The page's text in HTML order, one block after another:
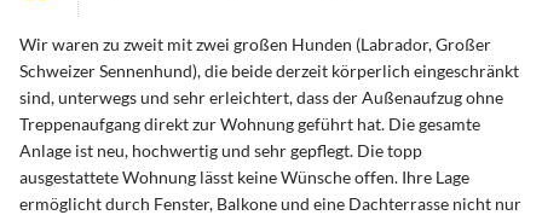
Wir waren zu zweit mit zwei großen Hunden (Labrador, Großer
Schweizer Sennenhund), die beide derzeit körperlich eingeschränkt
sind, unterwegs und sehr erleichtert, dass der Außenaufzug ohne
Treppenaufgang direkt zur Wohnung geführt hat. Die gesamte
Anlage ist neu, hochwertig und sehr gepflegt. Die topp
ausgestattete Wohnung lässt keine Wünsche offen. Ihre Lage
ermöglicht durch Fenster, Balkone und eine Dachterrasse nicht nur